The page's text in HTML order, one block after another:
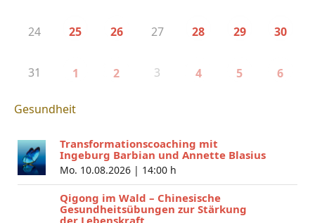
24 25 26 27 28 29 30
31 1 2 3 4 5 6
Gesundheit
Transformationscoaching mit
Ingeburg Barbian und Annette Blasius
Mo. 10.08.2026 | 14:00 h
Qigong im Wald – Chinesische
Gesundheitsübungen zur Stärkung
der Lebenskraft